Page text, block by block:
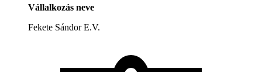
Vállalkozás neve
Fekete Sándor E.V.